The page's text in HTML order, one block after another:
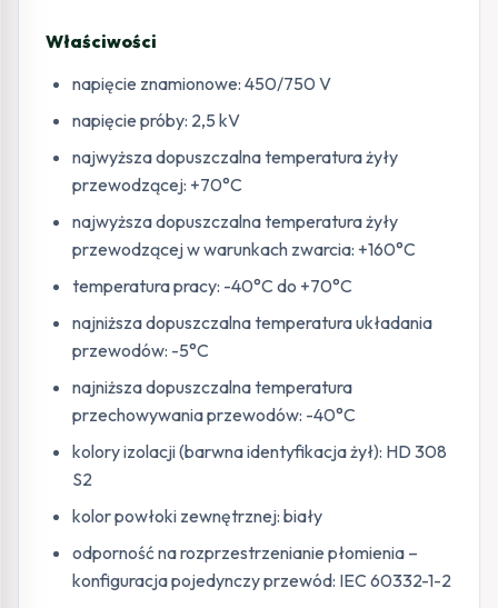
Właściwości
napięcie znamionowe: 450/750 V
napięcie próby: 2,5 kV
najwyższa dopuszczalna temperatura żyły
przewodzącej: +70°C
najwyższa dopuszczalna temperatura żyły
przewodzącej w warunkach zwarcia: +160°C
temperatura pracy: -40°C do +70°C
najniższa dopuszczalna temperatura układania
przewodów: -5°C
najniższa dopuszczalna temperatura
przechowywania przewodów: -40°C
kolory izolacji (barwna identyfikacja żył): HD 308
S2
kolor powłoki zewnętrznej: biały
odporność na rozprzestrzenianie płomienia –
konfiguracja pojedynczy przewód: IEC 60332-1-2